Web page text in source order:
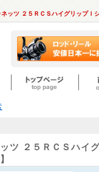
ッツ ２５ＲＣＳハイグリップＩ
ツ
２５ＲＣＳハイ